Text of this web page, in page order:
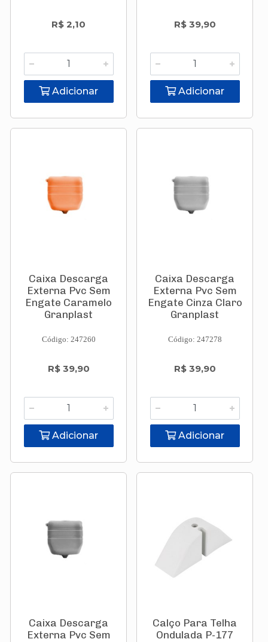
R$ 2,10
Adicionar
R$ 39,90
Adicionar
Caixa Descarga
Externa Pvc Sem
Engate Caramelo
Granplast
Código: 247260
R$ 39,90
Adicionar
Caixa Descarga
Externa Pvc Sem
Engate Cinza Claro
Granplast
Código: 247278
R$ 39,90
Adicionar
Caixa Descarga
Externa Pvc Sem
Calço Para Telha
Ondulada P-177